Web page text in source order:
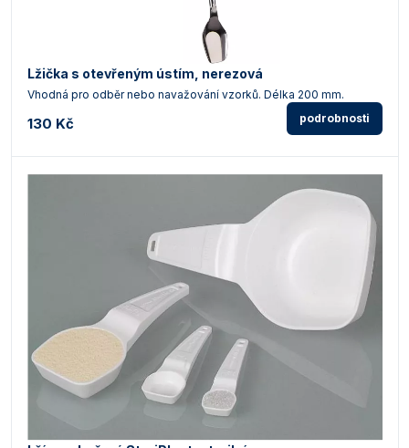
Lžička s otevřeným ústím, nerezová
Vhodná pro odběr nebo navažování vzorků. Délka 200 mm.
130 Kč podrobnosti